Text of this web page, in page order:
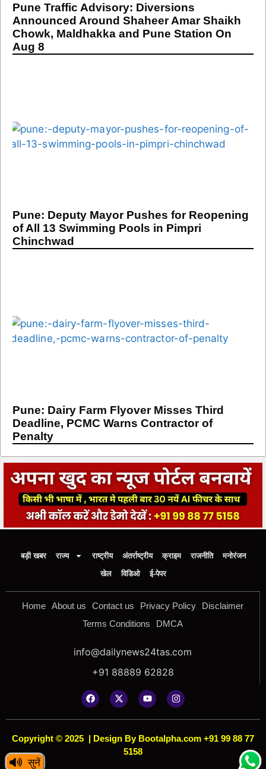
सुनें
Pune Traffic Advisory: Diversions
Announced Around Shaheer Amar Shaikh
Chowk, Maldhakka and Pune Station On
Aug 8
Pune: Deputy Mayor Pushes for Reopening
of All 13 Swimming Pools in Pimpri
Chinchwad
Pune: Dairy Farm Flyover Misses Third
Deadline, PCMC Warns Contractor of
Penalty
बड़ी खबर राज्य राष्ट्रीय अंतर्राष्ट्रीय क्राइम राजनीति
मनोरंजन
खेल
विडिओ ई-पेपर
Home About us Contact us Privacy Policy
Disclaimer
Terms Conditions
DMCA
info@dailynews24tas.com
+91 88889 62828
Copyright © 2025 | Design By Bootalpha.com +91 99 88 77
5158